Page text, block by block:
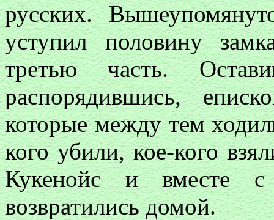
русских.
уступил половину
третью часть.
распорядившись,
которые между тем
кого убили, кое-кого
Кукенойс и вместе
возвратились домой.